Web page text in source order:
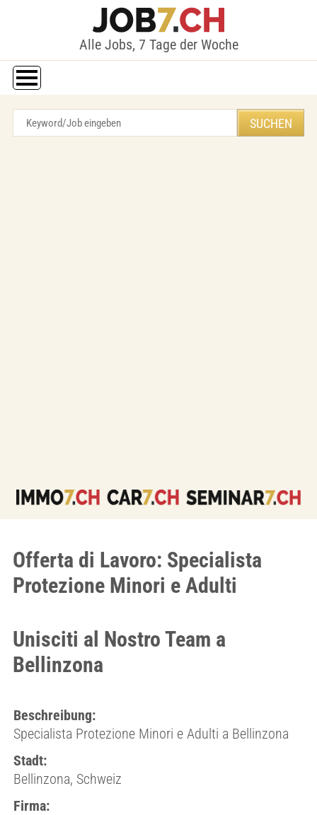
Alle Jobs, 7 Tage der Woche
Offerta di Lavoro: Specialista
Protezione Minori e Adulti
Unisciti al Nostro Team a
Bellinzona
Beschreibung:
Specialista Protezione Minori e Adulti a Bellinzona
Stadt:
Bellinzona, Schweiz
Firma: